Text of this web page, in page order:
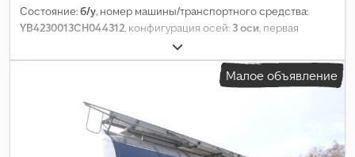
Состояние:б/у, номер машины/транспортного средства:
YB4230013CH044312, конфигурация осей: 3 оси, первая
, общая длина:
2 500 мм, общая высота:3 600 мм, подвеска:воздух, размер
, Год выпуска:2012,
Малое объявление